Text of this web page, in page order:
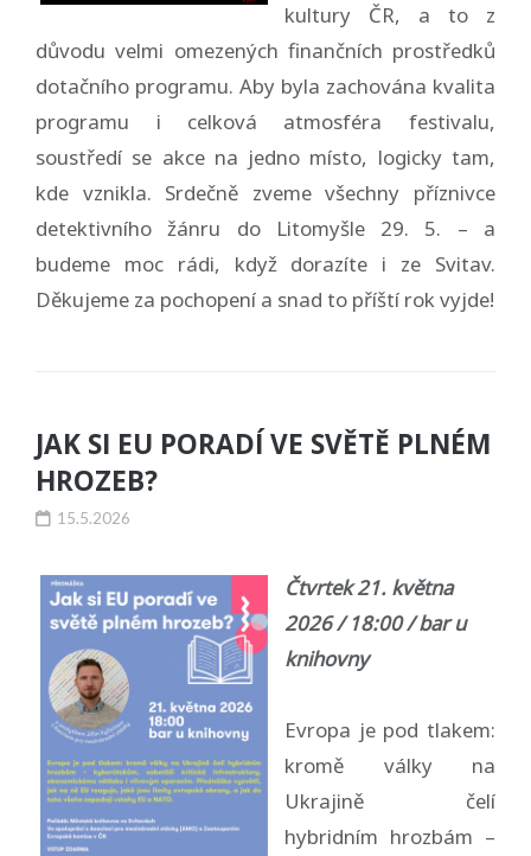
kultury ČR, a to z
důvodu velmi omezených finančních prostředků
dotačního programu. Aby byla zachována kvalita
programu i celková atmosféra festivalu,
soustředí se akce na jedno místo, logicky tam,
kde vznikla. Srdečně zveme všechny příznivce
detektivního žánru do Litomyšle 29. 5. – a
budeme moc rádi, když dorazíte i ze Svitav.
Děkujeme za pochopení a snad to příští rok vyjde!
JAK SI EU PORADÍ VE SVĚTĚ PLNÉM
HROZEB?
15.5.2026
Čtvrtek 21. května
2026 / 18:00 / bar u
knihovny
Evropa je pod tlakem:
kromě války na
Ukrajině čelí
hybridním hrozbám –